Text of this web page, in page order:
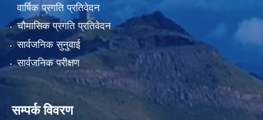
वार्षिक प्रगति प्रतिवेदन
चौमासिक प्रगति प्रतिवेदन
सार्वजनिक सुनुवाई
सार्वजनिक परीक्षण
सम्पर्क विवरण